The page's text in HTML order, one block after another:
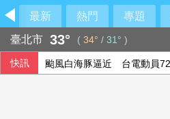
最新 熱門 專題
臺北市 33° ( 34° / 31° )
快訊 颱風白海豚逼近 台電動員